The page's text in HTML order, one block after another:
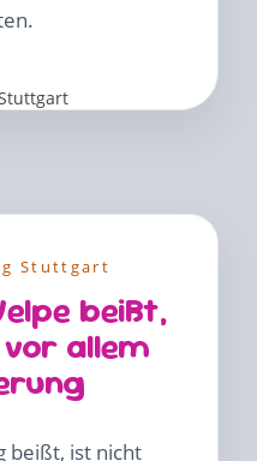
Stuttgart
beißt,
allem
beißt, ist nicht